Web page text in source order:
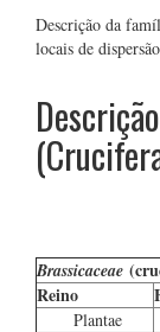
Descrição da
locais de
Brassicaceae
Reino
Plantae